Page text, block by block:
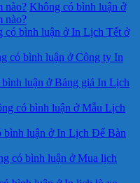
nào? Không có bình luận ở
nào?
có bình luận ở In Lịch Tết ở
có bình luận ở Công ty In
luận ở Bảng giá In Lịch
có bình luận ở Mẫu Lịch
bình luận ở In Lịch Để Bàn
có bình luận ở Mua lịch